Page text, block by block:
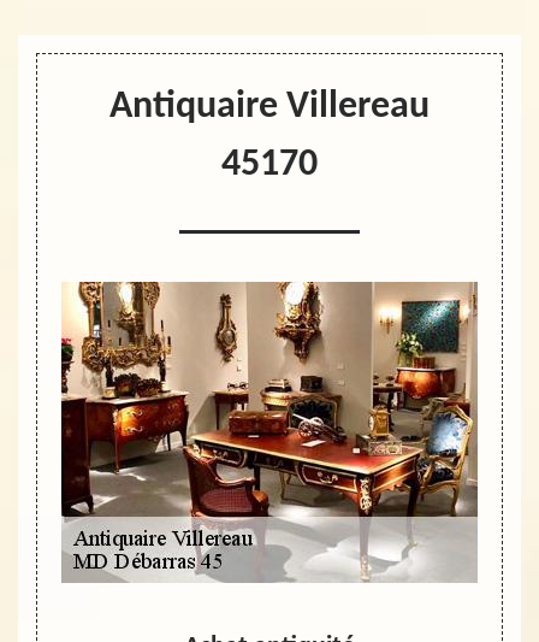
Antiquaire Villereau
45170